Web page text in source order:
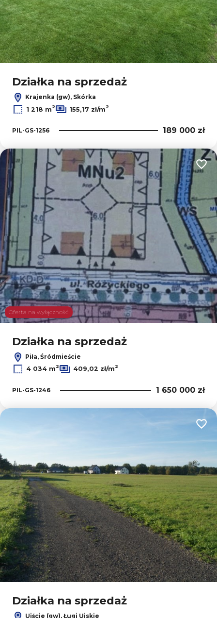
Działka na sprzedaż
Krajenka (gw), Skórka
1 218 m2 155,17 zł/m2
PIL-GS-1256 189 000 zł
Oferta na wyłączność
Działka na sprzedaż
Piła, Śródmieście
4 034 m2 409,02 zł/m2
PIL-GS-1246 1 650 000 zł
Działka na sprzedaż
Ujście (gw), Ługi Ujskie